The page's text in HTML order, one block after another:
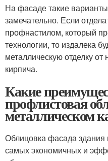
На фасаде такие
замечательно. Если
профнастилом, который
технологии, то издалека
металлическую отделку
кирпича.
Какие
профлистовая
металлическом
Облицовка фасада
самых экономичных и